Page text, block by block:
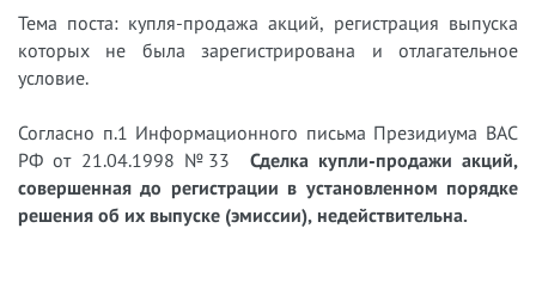
Тема поста: купля-продажа акций, регистрация выпуска
которых не была зарегистрирована и отлагательное
условие.
Согласно п.1 Информационного письма Президиума ВАС
РФ от 21.04.1998 №33 Сделка купли-продажи акций,
совершенная до регистрации в установленном порядке
решения об их выпуске (эмиссии), недействительна.